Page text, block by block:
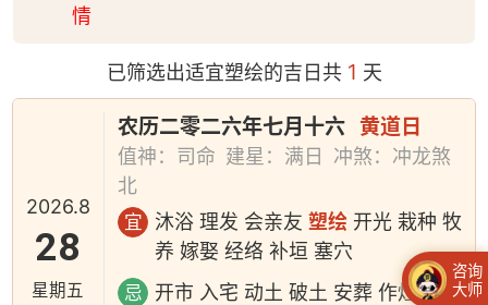
情
已筛选出适宜塑绘的吉日共1 天
2026.8
28
星期五
农历二零二六年七月十六 黄道日
值神：司命 建星：满日
冲煞：冲龙煞
北
宜 沐浴 理发 会亲友塑绘 开光 栽种 牧
养 嫁娶 经络 补垣 塞穴
忌
开市 入宅 动土 破土 安葬 作灶 上梁
咨询
大师